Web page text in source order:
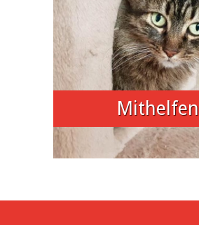
Mithelfen